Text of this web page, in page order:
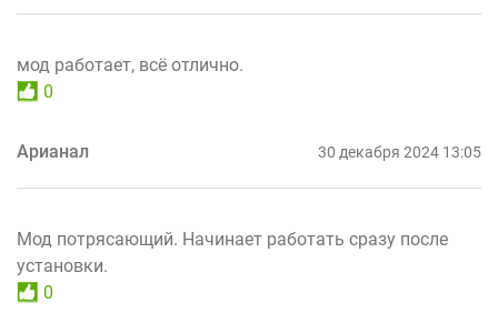
мод работает, всё отлично.
0
Арианал 30 декабря 2024 13:05
Мод потрясающий. Начинает работать сразу после
установки.
0